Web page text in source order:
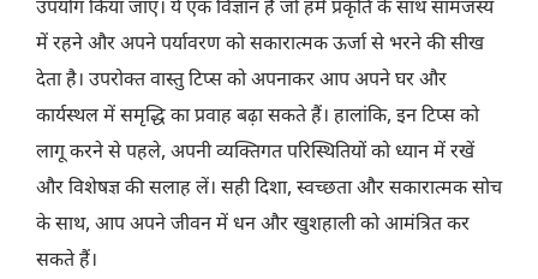
उपयोग किया जाए। ये एक विज्ञान है जो हमें प्रकृति के साथ सामंजस्य
में रहने और अपने पर्यावरण को सकारात्मक ऊर्जा से भरने की सीख
देता है। उपरोक्त वास्तु टिप्स को अपनाकर आप अपने घर और
कार्यस्थल में समृद्धि का प्रवाह बढ़ा सकते हैं। हालांकि, इन टिप्स को
लागू करने से पहले, अपनी व्यक्तिगत परिस्थितियों को ध्यान में रखें
और विशेषज्ञ की सलाह लें। सही दिशा, स्वच्छता और सकारात्मक सोच
के साथ, आप अपने जीवन में धन और खुशहाली को आमंत्रित कर
सकते हैं।